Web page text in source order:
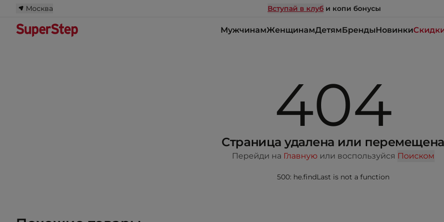
Москва Вступай в клуб и копи бонусы
МужчинамЖенщинамДетямБрендыНовинки
404
Страница удалена или перемещена
Перейди на Главную или воспользуйся Поиском
500: he.findLast is not a function